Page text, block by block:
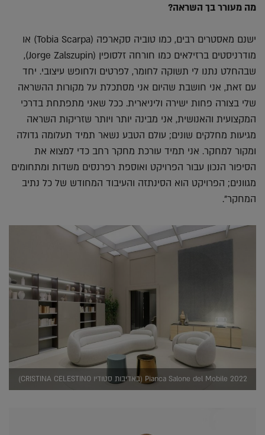
מה מעורר בך השראה?
ישנם מאסטרים רבים, כמו טוביה סקארפה (Tobia Scarpa) או
מודרניסטים ברזילאים כמו חורחה זלסופין (Jorge Zalszupin),
שבהחלט נתנו לי תשוקה לחומר, לפרטים ולחופש עיצובי. יחד
עם זאת, אני חושבת שהיום אני מסתכלת על מקורות ההשראה
שלי בצורה פחות ישירה וליניארית. ככל שאני מתפתחת בדרכי
המקצועית והאנושית, אני מבינה יותר ויותר שזריקות השראה
מגיעות מחלקים שונים; עולם הטבע נשאר תמיד תעלומה גדולה
ומקור למחקר. אני תמיד עורכת מחקר רחב כדי למצוא את
הסיפור הנכון עבור הפרויקט ואוספת רפרנסים משדות ומתחומים
מגוונים; הפרויקט הוא הסינתזה והעיבוד המחודש של כל נתיב
המחקר".
Pianca Salone del Mobile 2022 (באדיבות סטודיו CRISTINA CELESTINO)